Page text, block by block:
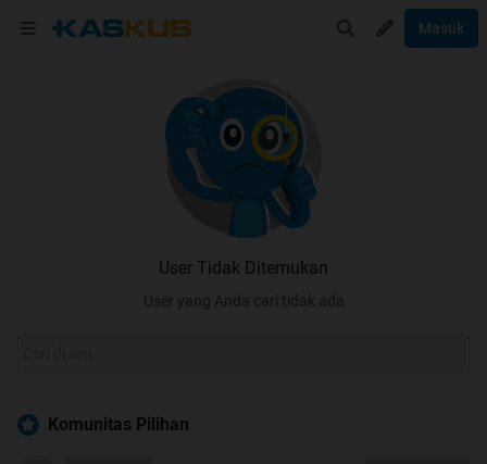
Masuk
User Tidak Ditemukan
User yang Anda cari tidak ada
Komunitas Pilihan